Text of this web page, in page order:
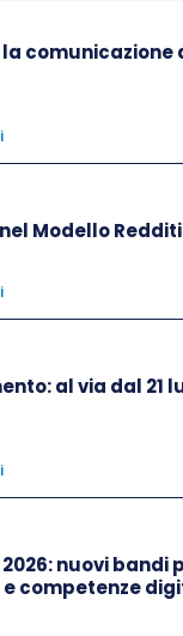
di
d’imposta e dei
al tale
a regime la
73/2021), in
dal ricordato
dall’articolo 34,
834,
n. 1407/2013 del
comunicazione
Modello Redditi
al via dal 21
nuovi
competenze